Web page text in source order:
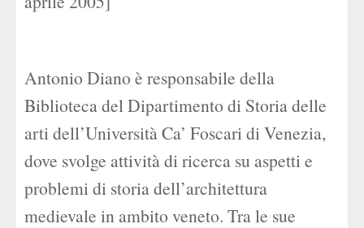
Antonio Diano è responsabile della
Biblioteca del Dipartimento di Storia delle
arti dell’Università Ca’ Foscari di Venezia,
dove svolge attività di ricerca su aspetti e
problemi di storia dell’architettura
medievale in ambito veneto. Tra le sue